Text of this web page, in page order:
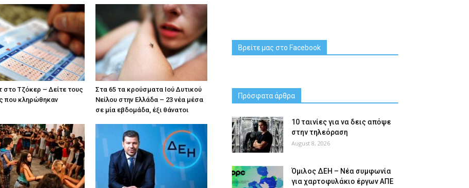
στο Τζόκερ – Δείτε τους
που κληρώθηκαν
Στα 65 τα κρούσματα Ιού Δυτικού
Νείλου στην Ελλάδα – 23 νέα μέσα
σε μία εβδομάδα, έξι θάνατοι
Βρείτε μας στο Facebook
Πρόσφατα άρθρα
10 ταινίες για να δεις απόψε
στην τηλεόραση
August 8, 2026
Όμιλος ΔΕΗ – Νέα συμφωνία
για χαρτοφυλάκιο έργων ΑΠΕ